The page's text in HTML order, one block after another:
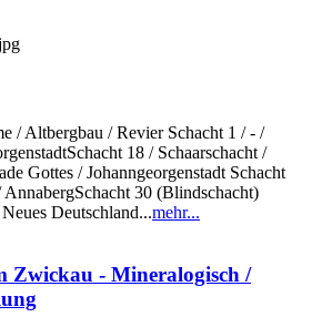
/ Altbergbau / Revier Schacht 1 / - /
18 / Schaarschacht /
Gottes / Johanngeorgenstadt Schacht
30 (Blindschacht)
Deutschland...mehr...
Zwickau - Mineralogisch /